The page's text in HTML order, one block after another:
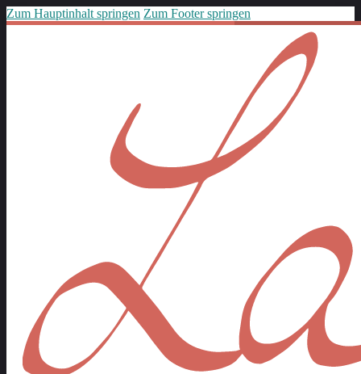
Zum Hauptinhalt springen Zum Footer springen